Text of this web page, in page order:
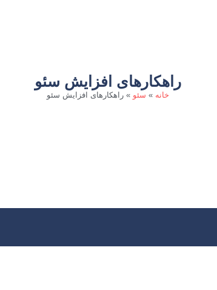
راهکارهای افزایش سئو
خانه » سئو » راهکارهای افزایش سئو